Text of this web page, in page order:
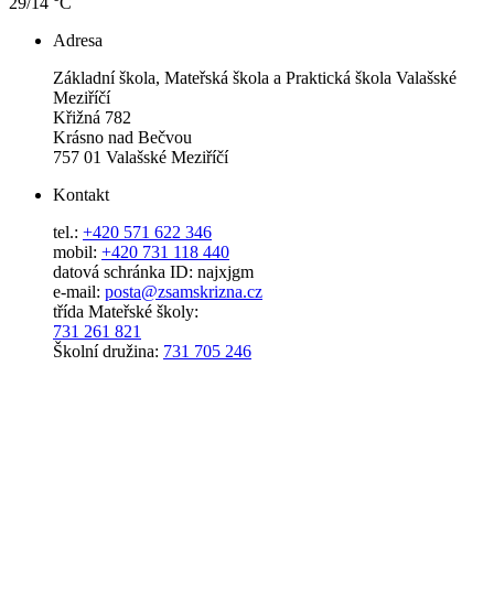
Adresa
Základní škola, Mateřská škola a Praktická škola Valašské
Meziříčí
Křižná 782
Krásno nad Bečvou
757 01 Valašské Meziříčí
Kontakt
tel.: +420 571 622 346
mobil: +420 731 118 440
datová schránka ID: najxjgm
e-mail: posta@zsamskrizna.cz
třída Mateřské školy:
731 261 821
Školní družina: 731 705 246